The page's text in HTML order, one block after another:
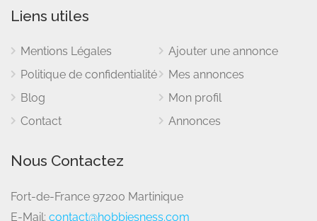
Liens utiles
Mentions Légales
Politique de confidentialité
Blog
Contact
Ajouter une annonce
Mes annonces
Mon profil
Annonces
Nous Contactez
Fort-de-France 97200 Martinique
E-Mail: contact@hobbiesness.com